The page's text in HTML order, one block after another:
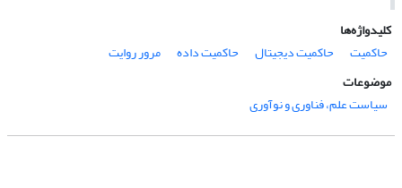
کلیدواژه‌ها
حاکمیت
حاکمیت دیجیتال حاکمیت داده
مرور روایت
موضوعات
سیاست علم، فناوری و نوآوری